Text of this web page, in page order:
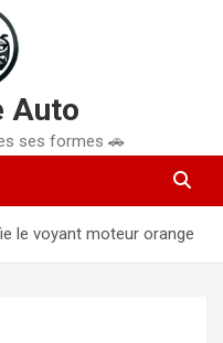
Auto
ses formes 🚗
le voyant moteur orange